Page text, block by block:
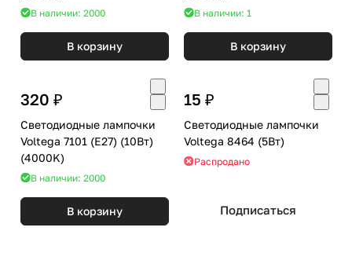
В наличии: 2000
В корзину
В наличии: 1
В корзину
320 ₽
Светодиодные лампочки
Voltega 7101 (E27) (10Вт)
(4000K)
В наличии: 2000
В корзину
15 ₽
Светодиодные лампочки
Voltega 8464 (5Вт)
Распродано
Подписаться